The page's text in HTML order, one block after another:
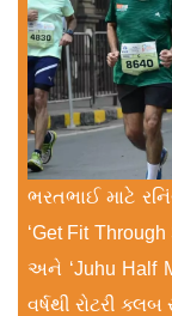
ભરતભાઈ માટે
‘Get Fit
અને ‘Juhu Half
વર્ષથી રોટરી